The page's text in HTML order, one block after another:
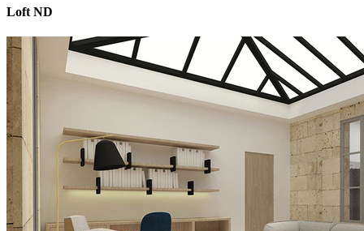
Loft ND